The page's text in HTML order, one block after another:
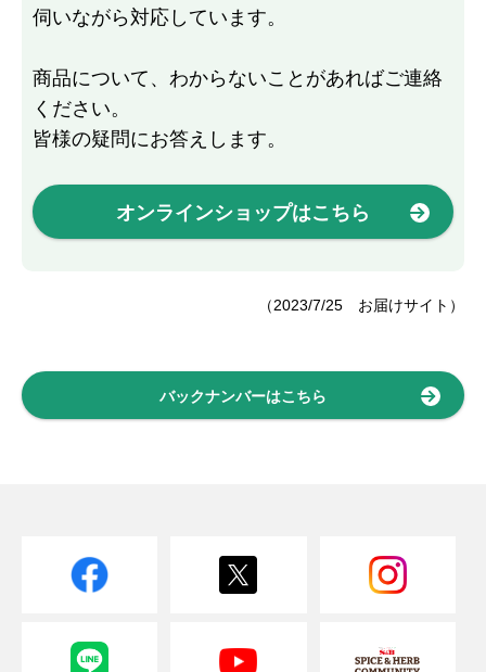
伺いながら対応しています。
商品について、わからないことがあればご連絡
ください。
皆様の疑問にお答えします。
オンラインショップはこちら
（2023/7/25 お届けサイト）
バックナンバーはこちら